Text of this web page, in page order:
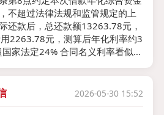
不超过法律法规和监管规定的上
还款后，总还款额13263.78元，
2263.78元，测算后年化利率约3
24% 合同名义利率看似较
超国家法定上限（当前 1 年期 LPR
倍为14%）。平台故意拆分收费隐
2026-05-30 15:52